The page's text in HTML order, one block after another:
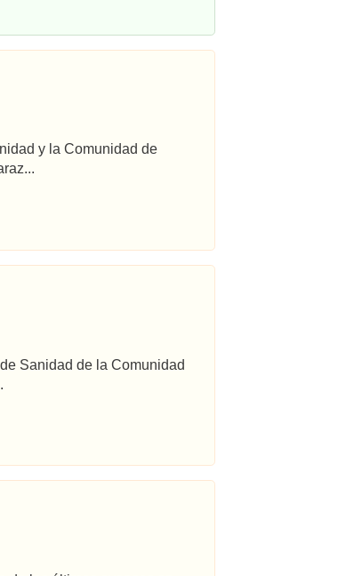
y la Comunidad de
Sanidad de la Comunidad